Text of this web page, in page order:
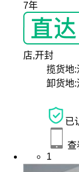
7年
店,开封
揽货地:
卸货地:
已
查
1